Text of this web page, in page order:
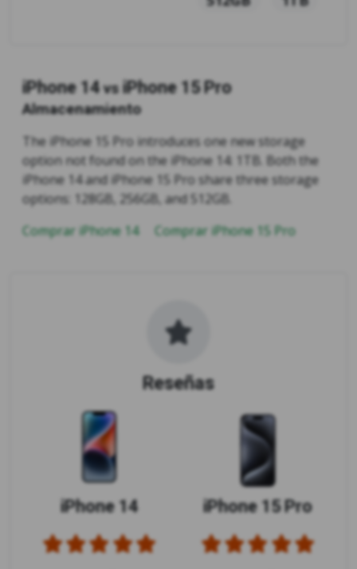
iPhone 14 vs iPhone 15 Pro
Almacenamiento
The iPhone 15 Pro introduces one new storage
option not found on the iPhone 14: 1TB. Both the
iPhone 14 and iPhone 15 Pro share three storage
options: 128GB, 256GB, and 512GB.
Comprar iPhone 14
Comprar iPhone 15 Pro
Reseñas
iPhone 14 iPhone 15 Pro